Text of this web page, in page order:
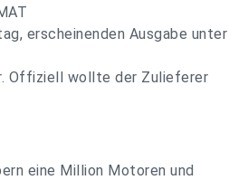
erscheinenden Ausgabe unter
Offiziell wollte der Zulieferer
eine Million Motoren und